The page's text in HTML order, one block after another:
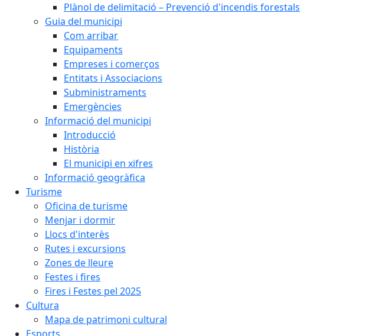
Plànol de delimitació – Prevenció d'incendis forestals
Guia del municipi
Com arribar
Equipaments
Empreses i comerços
Entitats i Associacions
Subministraments
Emergències
Informació del municipi
Introducció
Història
El municipi en xifres
Informació geogràfica
Turisme
Oficina de turisme
Menjar i dormir
Llocs d'interès
Rutes i excursions
Zones de lleure
Festes i fires
Fires i Festes pel 2025
Cultura
Mapa de patrimoni cultural